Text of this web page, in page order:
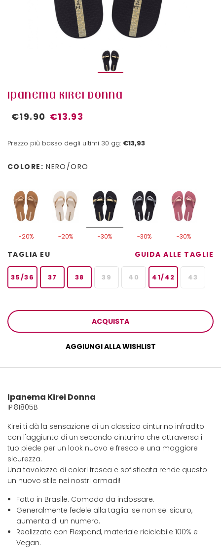
IPANEMA KIREI DONNA
€19.90 €13.93
Prezzo più basso degli ultimi 30 gg: €13,93
COLORE: NERO/ORO
-20% -20% -30% -30% -30%
TAGLIA EU GUIDA ALLE TAGLIE
35/36 37 38 39 40 41/42 43
ACQUISTA
AGGIUNGI ALLA WISHLIST
Ipanema Kirei Donna
IP.81805B
Kirei ti dà la sensazione di un classico cinturino infradito
con l'aggiunta di un secondo cinturino che attraversa il
tuo piede per un look nuovo e fresco e una maggiore
sicurezza.
Una tavolozza di colori fresca e sofisticata rende questo
un nuovo stile nei nostri armadi!
Fatto in Brasile. Comodo da indossare.
Generalmente fedele alla taglia: se non sei sicuro,
aumenta di un numero.
Realizzato con Flexpand, materiale riciclabile 100% e
Vegan.